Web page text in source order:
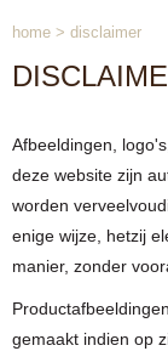
home > disclaimer
Afbeeldingen,
deze website zijn
worden
enige wijze, hetzij
manier, zonder
gemaakt indien op